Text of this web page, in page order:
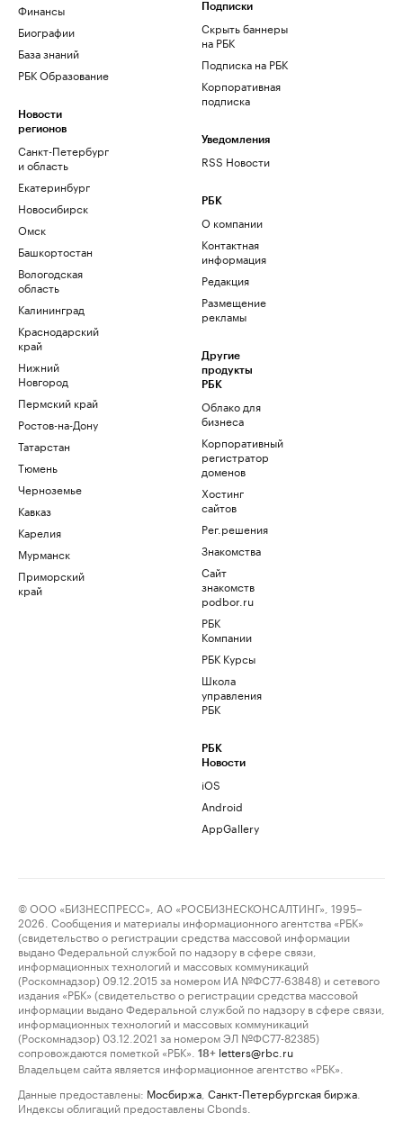
Финансы
Биографии
База знаний
РБК Образование
Новости
регионов
Санкт-Петербург
и область
Екатеринбург
Новосибирск
Омск
Башкортостан
Вологодская
область
Калининград
Краснодарский
край
Нижний
Новгород
Пермский край
Ростов-на-Дону
Татарстан
Тюмень
Черноземье
Кавказ
Карелия
Мурманск
Приморский
край
Подписки
Скрыть баннеры
на РБК
Подписка на РБК
Корпоративная
подписка
Уведомления
RSS Новости
РБК
О компании
Контактная
информация
Редакция
Размещение
рекламы
Другие
продукты
РБК
Облако для
бизнеса
Корпоративный
регистратор
доменов
Хостинг
сайтов
Рег.решения
Знакомства
Сайт
знакомств
podbor.ru
РБК
Компании
РБК Курсы
Школа
управления
РБК
РБК
Новости
iOS
Android
AppGallery
© ООО «БИЗНЕСПРЕСС», АО «РОСБИЗНЕСКОНСАЛТИНГ», 1995–
2026. Сообщения и материалы информационного агентства «РБК»
(свидетельство о регистрации средства массовой информации
выдано Федеральной службой по надзору в сфере связи,
информационных технологий и массовых коммуникаций
(Роскомнадзор) 09.12.2015 за номером ИА №ФС77-63848) и сетевого
издания «РБК» (свидетельство о регистрации средства массовой
информации выдано Федеральной службой по надзору в сфере связи,
информационных технологий и массовых коммуникаций
(Роскомнадзор) 03.12.2021 за номером ЭЛ №ФС77-82385)
сопровождаются пометкой «РБК».
18+ letters@rbc.ru
Владельцем сайта является информационное агентство «РБК».
Данные предоставлены: Мосбиржа Санкт-Петербургская биржа
Индексы облигаций предоставлены Cbonds.